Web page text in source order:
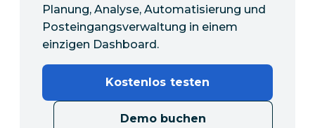
Planung, Analyse, Automatisierung und
Posteingangsverwaltung in einem
einzigen Dashboard.
Kostenlos testen
Demo buchen